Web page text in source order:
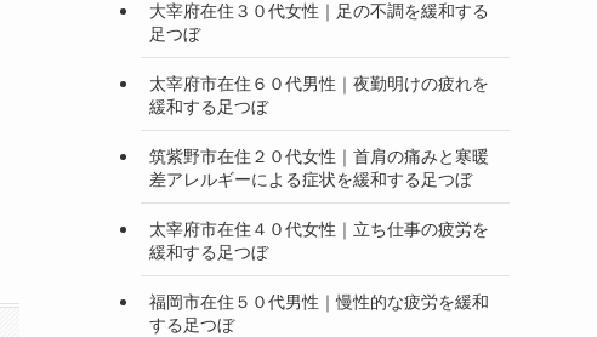
大宰府在住３０代女性｜足の不調を緩和する
足つぼ
太宰府市在住６０代男性｜夜勤明けの疲れを
緩和する足つぼ
筑紫野市在住２０代女性｜首肩の痛みと寒暖
差アレルギーによる症状を緩和する足つぼ
太宰府市在住４０代女性｜立ち仕事の疲労を
緩和する足つぼ
福岡市在住５０代男性｜慢性的な疲労を緩和
する足つぼ